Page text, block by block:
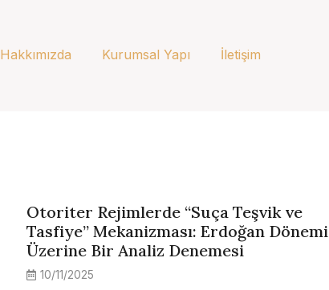
Hakkımızda Kurumsal Yapı İletişim
Otoriter Rejimlerde “Suça Teşvik ve
Tasfiye” Mekanizması: Erdoğan Dönemi
Üzerine Bir Analiz Denemesi
10/11/2025